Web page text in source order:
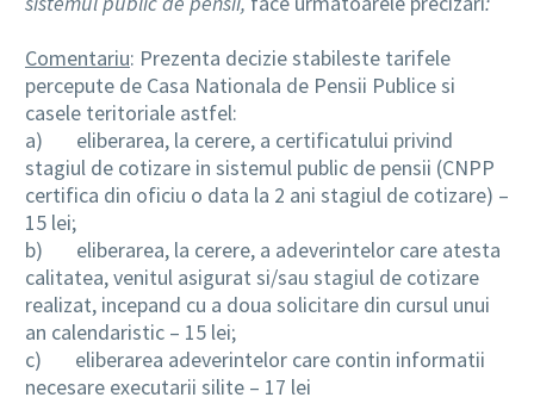
Comentariu: Prezenta decizie stabileste tarifele
percepute de Casa Nationala de Pensii Publice si
casele teritoriale astfel:
a)
eliberarea, la cerere, a certificatului privind
stagiul de cotizare in sistemul public de pensii (CNPP
certifica din oficiu o data la 2 ani stagiul de cotizare) –
15 lei;
b)
eliberarea, la cerere, a adeverintelor care atesta
calitatea, venitul asigurat si/sau stagiul de cotizare
realizat, incepand cu a doua solicitare din cursul unui
an calendaristic – 15 lei;
c)
eliberarea adeverintelor care contin informatii
necesare executarii silite – 17 lei